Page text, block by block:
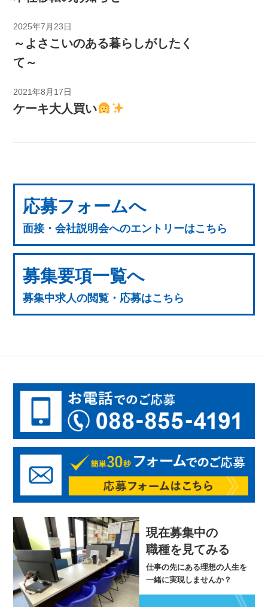
2025年7月23日
～よさこいのある暮らしがしたく
て～
2021年8月17日
ケーキ大人買い
応募フォームへ
面接・会社説明会へのエントリーはこちら
募集要項一覧へ
募集中求人の閲覧・応募はこちら
現在募集中の
職種を見てみる
仕事の先にある理想の人生を
一緒に実現しませんか？